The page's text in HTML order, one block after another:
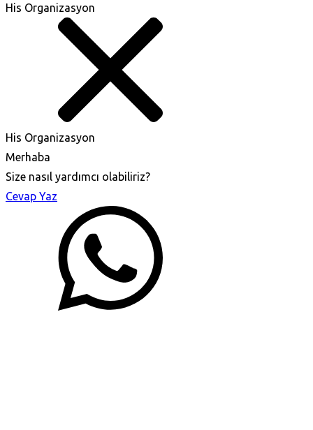
His Organizasyon
His Organizasyon
Merhaba
Size nasıl yardımcı olabiliriz?
Cevap Yaz